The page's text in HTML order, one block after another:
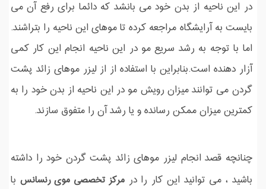
در این ناحیه از بدن خود می بانشد که دائما برای رفع آن می
بایست به آرایشگاه مراجعه کرده تا موهای این ناحیه را بتراشند.
اما با توجه به رشد سریع مو در این ناحیه انجام این کار کمی
آزار دهنده است.بنابراین با استفاده از از لیزر موهای زائد پشت
گردن می توانند میزان رویش مو در این ناحیه از بدن خود را به
کمترین میزان ممکن رسانده و یا رشد آن را متفوق سازند.
چنانچه قصد انجام لیزر موهای زائد پشت گردن خود را داشته
باشید ، می توانید این کار را درمرکز تخصصی موی رنسانس با